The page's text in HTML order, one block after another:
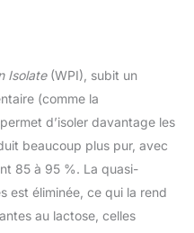
Isolate(WPI), subit un
(comme la
d’isoler davantage les
beaucoup plus pur, avec
85 à 95 %. La quasi-
est éliminée, ce qui la rend
au lactose, celles